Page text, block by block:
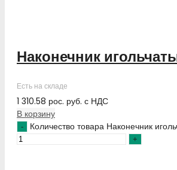
Наконечник
Есть на складе
1 310.58 рос. руб. с НДС
В корзину
Количество товара Наконечник